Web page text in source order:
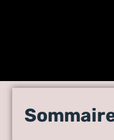
Le guide